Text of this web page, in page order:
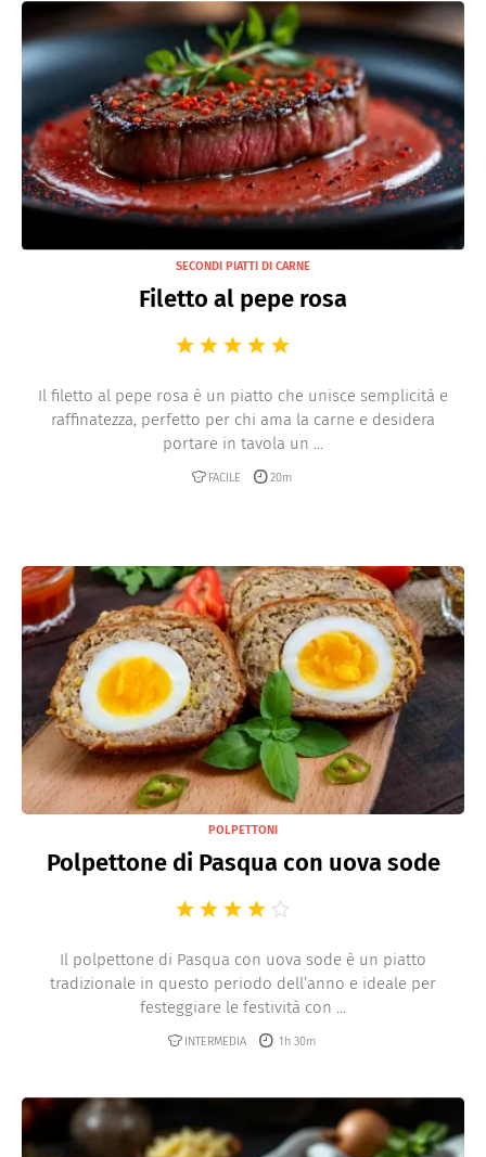
SECONDI PIATTI DI CARNE
Filetto al pepe rosa
Il filetto al pepe rosa è un piatto che unisce semplicità e
raffinatezza, perfetto per chi ama la carne e desidera
portare in tavola un ...
FACILE 20m
POLPETTONI
Polpettone di Pasqua con uova sode
Il polpettone di Pasqua con uova sode è un piatto
tradizionale in questo periodo dell’anno e ideale per
festeggiare le festività con ...
INTERMEDIA 1h 30m